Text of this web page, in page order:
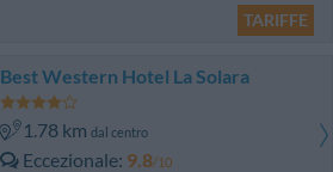
TARIFFE
Best Western Hotel La Solara
1.78 km dal centro
Eccezionale 9.8/10